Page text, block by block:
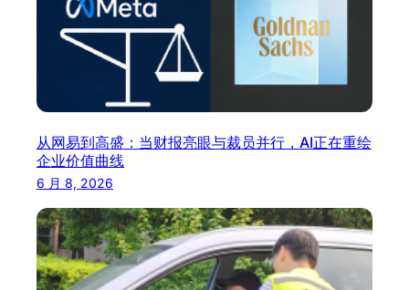
从网易到高盛：当财报亮眼与裁员并行，AI正在重绘
企业价值曲线
6 月 8, 2026